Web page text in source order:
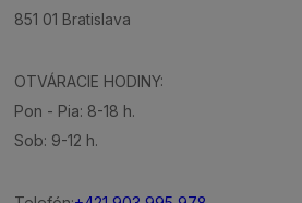
851 01 Bratislava
OTVÁRACIE HODINY:
Pon - Pia: 8-18 h.
Sob: 9-12 h.